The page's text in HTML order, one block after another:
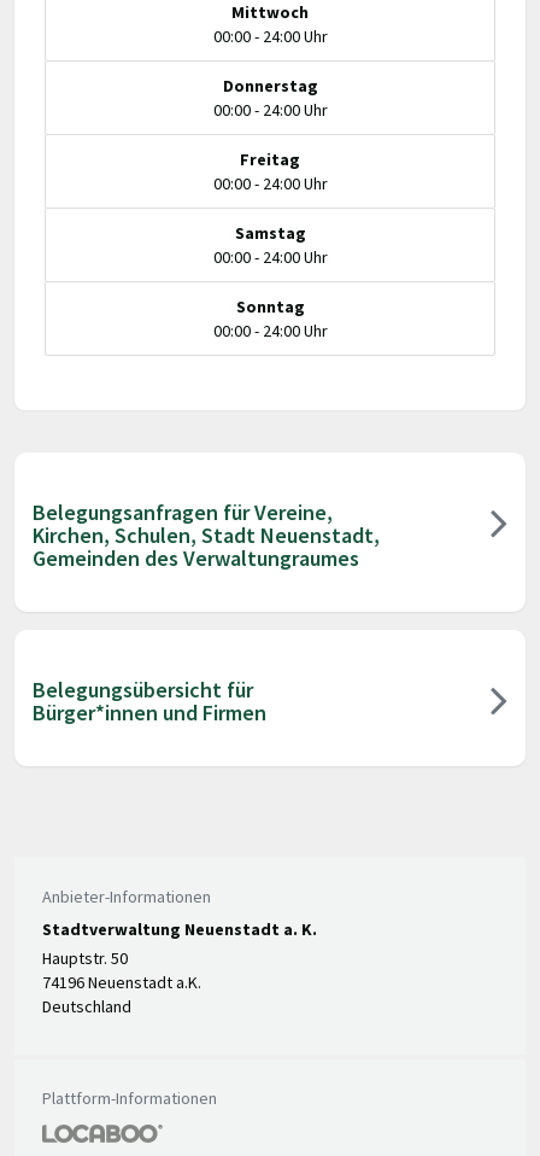
Mittwoch
00:00 - 24:00 Uhr
Donnerstag
00:00 - 24:00 Uhr
Freitag
00:00 - 24:00 Uhr
Samstag
00:00 - 24:00 Uhr
Sonntag
00:00 - 24:00 Uhr
Belegungsanfragen für Vereine,
Kirchen, Schulen, Stadt Neuenstadt,
Gemeinden des Verwaltungraumes
Belegungsübersicht für
Bürger*innen und Firmen
Anbieter-Informationen
Stadtverwaltung Neuenstadt a. K.
Hauptstr. 50
74196 Neuenstadt a.K.
Deutschland
Plattform-Informationen